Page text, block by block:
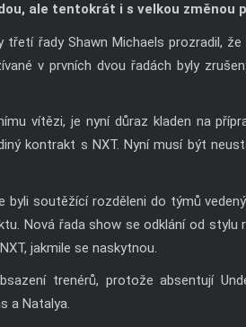
ale tentokrát i s velkou změnou
řady Shawn Michaels prozradil,
v prvních dvou řadách byly
vítězi, je nyní důraz kladen na
kontrakt s NXT. Nyní musí být
byli soutěžící rozděleni do týmů
Nová řada show se odklání od stylu
jakmile se naskytnou.
trenérů, protože absentují
a Natalya.